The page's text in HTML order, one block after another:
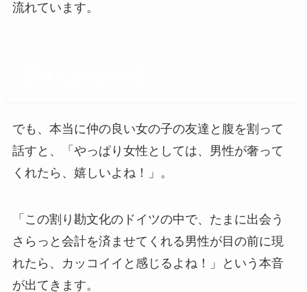
流れています。
でも、本当に仲の良い女の子の友達と腹を割って
話すと、「やっぱり女性としては、男性が奢って
くれたら、嬉しいよね！」。
「この割り勘文化のドイツの中で、たまに出会う
さらっと会計を済ませてくれる男性が目の前に現
れたら、カッコイイと感じるよね！」という本音
が出てきます。